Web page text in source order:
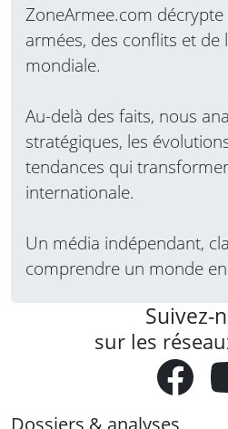
ZoneArmee.com décrypte
armées, des conflits et de
mondiale.
Au-delà des faits, nous
stratégiques, les
tendances qui
internationale.
Un média indépendant,
comprendre un monde
Suivez-
sur les
Dossiers & analyses